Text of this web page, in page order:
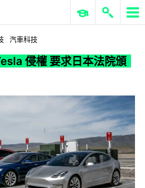
ERP 與商業 AI
汽車科技
侵權 要求日本法院頒